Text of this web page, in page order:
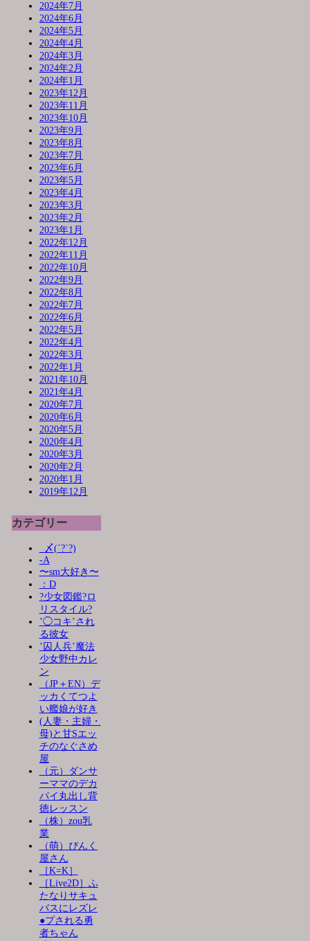
2024年7月
2024年6月
2024年5月
2024年4月
2024年3月
2024年2月
2024年1月
2023年12月
2023年11月
2023年10月
2023年9月
2023年8月
2023年7月
2023年6月
2023年5月
2023年4月
2023年3月
2023年2月
2023年1月
2022年12月
2022年11月
2022年10月
2022年9月
2022年8月
2022年7月
2022年6月
2022年5月
2022年4月
2022年3月
2022年1月
2021年10月
2021年4月
2020年7月
2020年6月
2020年5月
2020年4月
2020年3月
2020年2月
2020年1月
2019年12月
カテゴリー
_〆(´?`?)
-A
〜sm大好き〜
：D
?少女図鑑?ロ
リスタイル?
’◯コキ’され
る彼女
’囚人兵’魔法
少女野中カレ
ン
（JP＋EN）デ
ッカくてつよ
い艦娘が好き
(人妻・主婦・
母)と甘Sエッ
チのなぐさめ
屋
（元）ダンサ
ーママのデカ
パイ丸出し背
徳レッスン
（株）zou乳
業
（萌）ぴんく
屋さん
［K=K］
［Live2D］ふ
たなりサキュ
バスにレズレ
●プされる勇
者ちゃん